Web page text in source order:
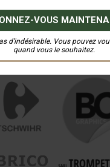
d’indésirable. Vous pouvez
quand vous le souhaitez.